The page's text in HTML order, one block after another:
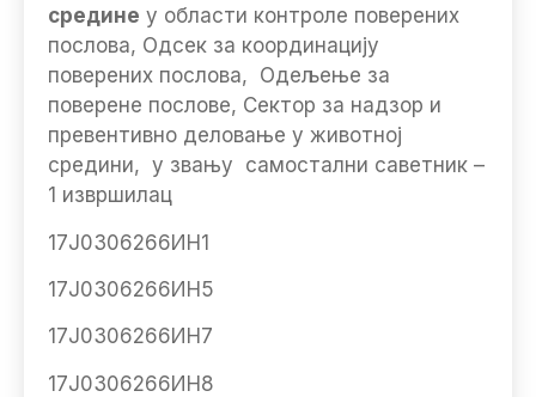
средине у области контроле поверених
послова, Одсек за координацију
поверених послова, Одељење за
поверене послове, Сектор за надзор и
превентивно деловање у животној
средини, у звању самостални саветник –
1 извршилац
17Ј0306266ИН1
17Ј0306266ИН5
17Ј0306266ИН7
17Ј0306266ИН8